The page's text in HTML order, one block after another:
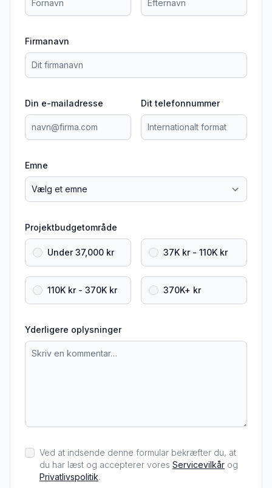
Firmanavn
Din e-mailadresse Dit telefonnummer
Emne
Projektbudgetområde
Under 37,000 kr 37K kr - 110K kr
110K kr - 370K kr 370K+ kr
Yderligere oplysninger
Ved at indsende denne formular bekræfter du, at
du har læst og accepterer vores Servicevilkår og
Privatlivspolitik.